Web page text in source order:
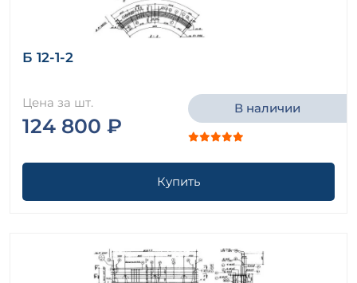
Б 12-1-2
Цена за шт.
124 800 ₽
В наличии
Купить